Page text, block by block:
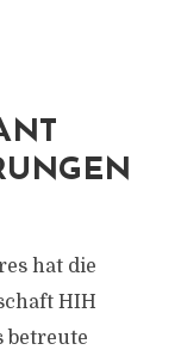
hat die
HIH
betreute